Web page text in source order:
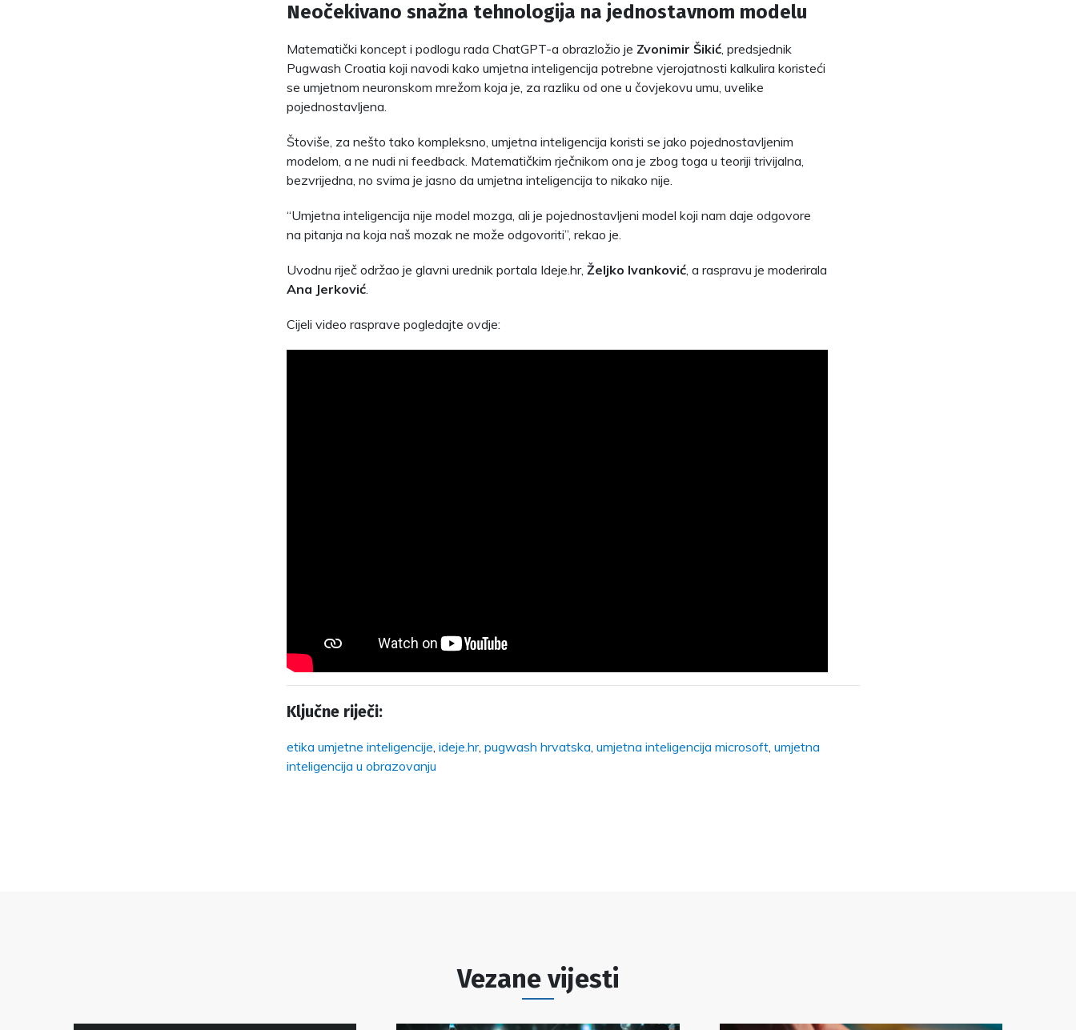
Neočekivano snažna tehnologija na jednostavnom modelu
Matematički koncept i podlogu rada ChatGPT-a obrazložio je Zvonimir Šikić, predsjednik
Pugwash Croatia koji navodi kako umjetna inteligencija potrebne vjerojatnosti kalkulira koristeći
se umjetnom neuronskom mrežom koja je, za razliku od one u čovjekovu umu, uvelike
pojednostavljena.
Štoviše, za nešto tako kompleksno, umjetna inteligencija koristi se jako pojednostavljenim
modelom, a ne nudi ni feedback. Matematičkim rječnikom ona je zbog toga u teoriji trivijalna,
bezvrijedna, no svima je jasno da umjetna inteligencija to nikako nije.
“Umjetna inteligencija nije model mozga, ali je pojednostavljeni model koji nam daje odgovore
na pitanja na koja naš mozak ne može odgovoriti”, rekao je.
Uvodnu riječ održao je glavni urednik portala Ideje.hr, Željko Ivanković, a raspravu je moderirala
Ana Jerković.
Cijeli video rasprave pogledajte ovdje:
Ključne riječi:
etika umjetne inteligencije ideje.hr, pugwash hrvatska umjetna inteligencija microsoft umjetna
inteligencija u obrazovanju
Vezane vijesti